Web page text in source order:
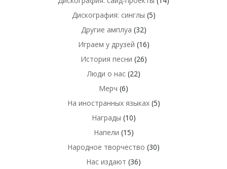
Дискография: синглы (5)
Другие амплуа (32)
Играем у друзей (16)
История песни (26)
Люди о нас(22)
Мерч (6)
На иностранных языках(5)
Награды (10)
Напели (15)
Народное творчество (30)
Нас издают (36)